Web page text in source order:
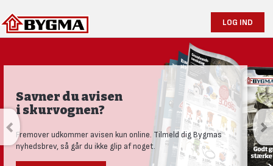
LOG IND
Savner du avisen
i skurvognen?
Fremover udkommer avisen kun online. Tilmeld dig Bygmas
nyhedsbrev, så går du ikke glip af noget.